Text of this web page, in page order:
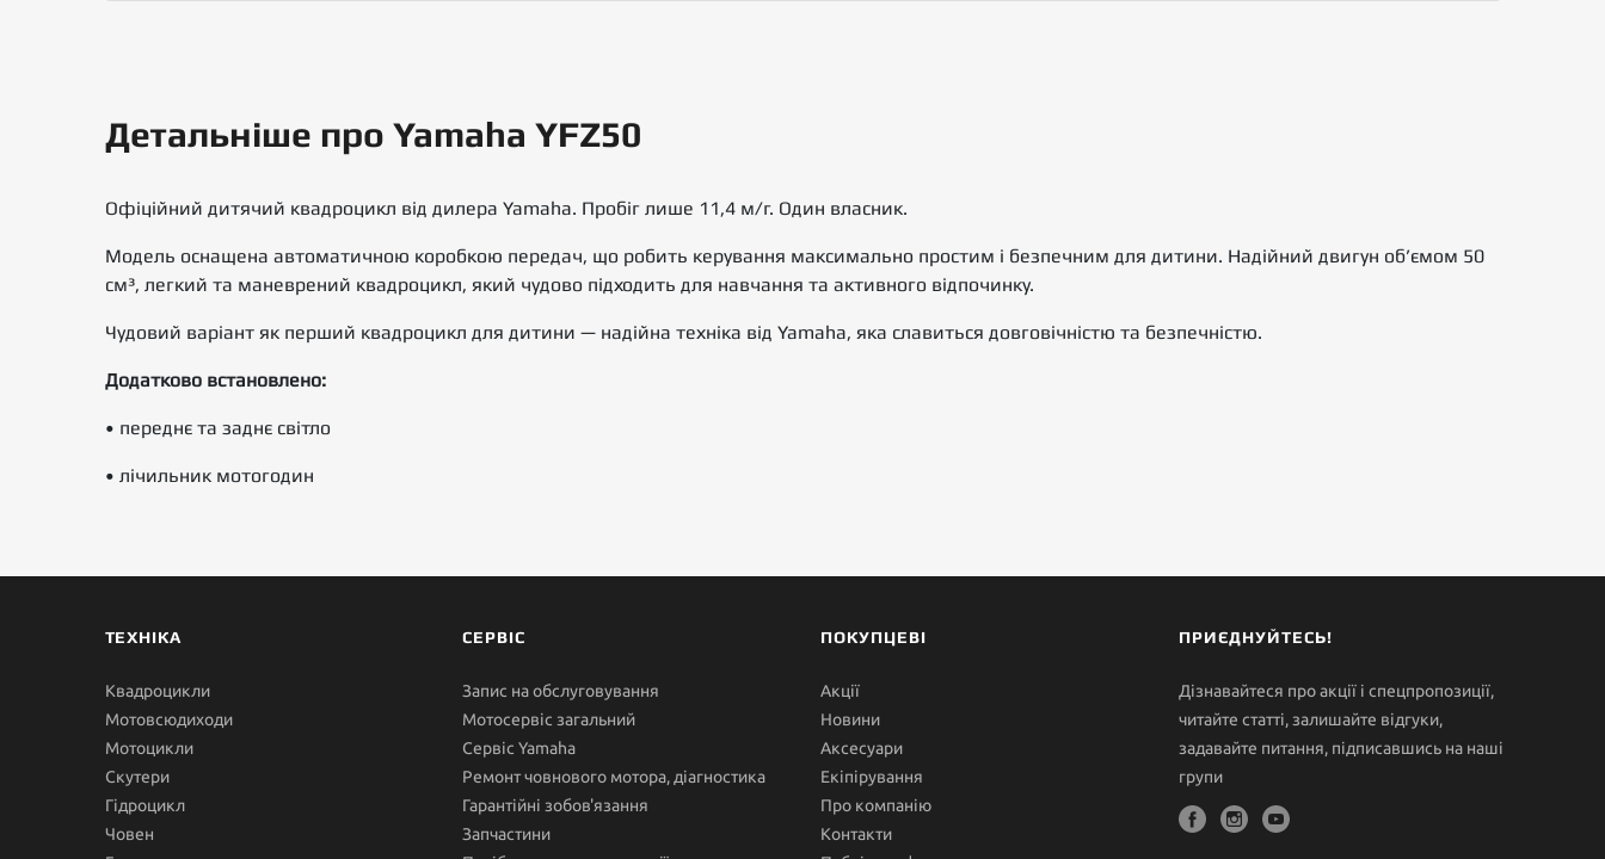
Детальніше про Yamaha YFZ50
Офіційний дитячий квадроцикл від дилера Yamaha. Пробіг лише 11,4 м/г. Один власник.
Модель оснащена автоматичною коробкою передач, що робить керування максимально простим і безпечним для дитини. Надійний двигун об’ємом 50
см³, легкий та маневрений квадроцикл, який чудово підходить для навчання та активного відпочинку.
Чудовий варіант як перший квадроцикл для дитини — надійна техніка від Yamaha, яка славиться довговічністю та безпечністю.
Додатково встановлено:
• переднє та заднє світло
• лічильник мотогодин
ТЕХНІКА
Квадроцикли
Мотовсюдиходи
Мотоцикли
Скутери
Гідроцикл
Човен
СЕРВІС
Запис на обслуговування
Мотосервіс загальний
Сервіс Yamaha
Ремонт човнового мотора, діагностика
Гарантійні зобов'язання
Запчастини
ПОКУПЦЕВІ
Акції
Новини
Аксесуари
Екіпірування
Про компанію
Контакти
ПРИЄДНУЙТЕСЬ!
Дізнавайтеся про акції і спецпропозиції,
читайте статті, залишайте відгуки,
задавайте питання, підписавшись на наші
групи